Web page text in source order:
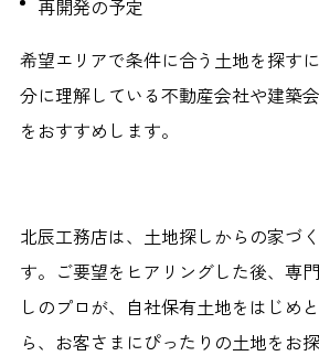
再開発の予定
希望エリアで条件に合う土地を探す
分に理解している不動産会社や建築
をおすすめします。
北辰工務店は、土地探しからの家づ
す。ご要望をヒアリングした後、専
しのプロが、自社保有土地をはじめ
ら、お客さまにぴったりの土地をお探